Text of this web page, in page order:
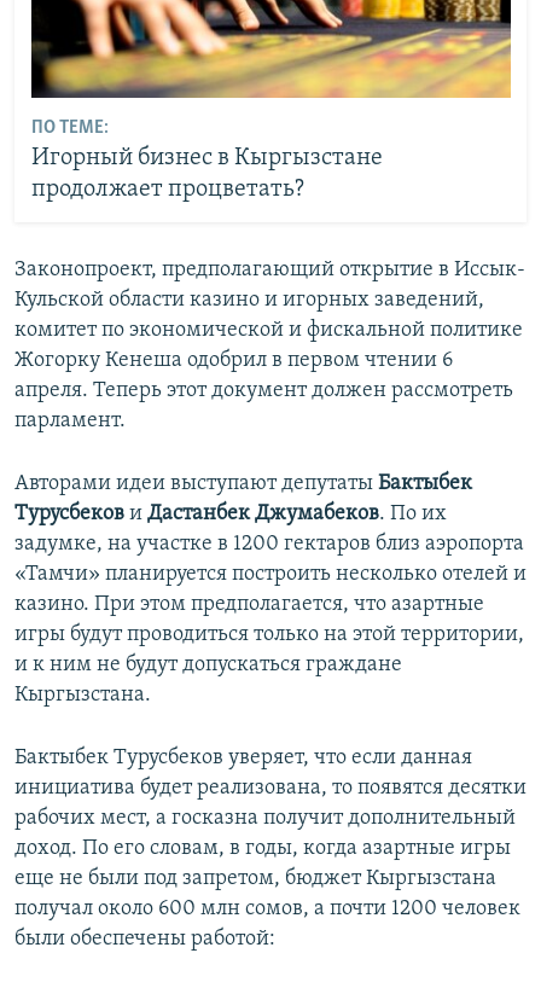
ПО ТЕМЕ:
Игорный бизнес в Кыргызстане
продолжает процветать?
Законопроект, предполагающий открытие в Иссык-
Кульской области казино и игорных заведений,
комитет по экономической и фискальной политике
Жогорку Кенеша одобрил в первом чтении 6
апреля. Теперь этот документ должен рассмотреть
парламент.
Авторами идеи выступают депутаты Бактыбек
Турусбеков и Дастанбек Джумабеков. По их
задумке, на участке в 1200 гектаров близ аэропорта
«Тамчи» планируется построить несколько отелей и
казино. При этом предполагается, что азартные
игры будут проводиться только на этой территории,
и к ним не будут допускаться граждане
Кыргызстана.
Бактыбек Турусбеков уверяет, что если данная
инициатива будет реализована, то появятся десятки
рабочих мест, а госказна получит дополнительный
доход. По его словам, в годы, когда азартные игры
еще не были под запретом, бюджет Кыргызстана
получал около 600 млн сомов, а почти 1200 человек
были обеспечены работой: